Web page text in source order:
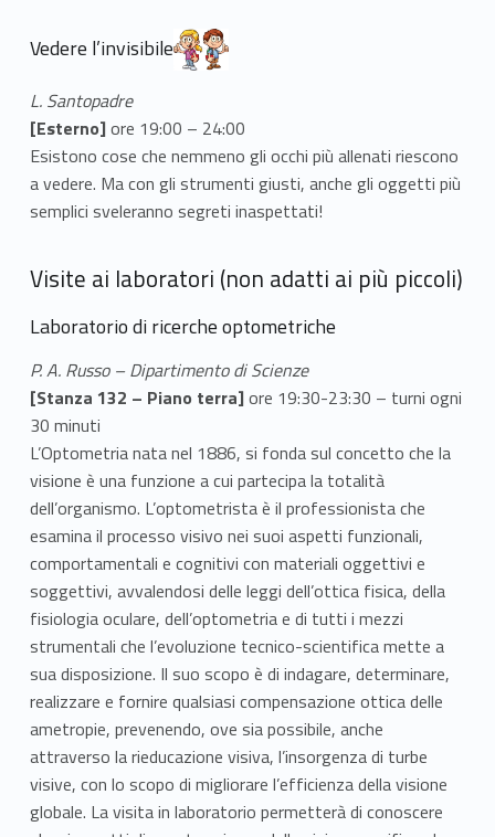
Vedere l’invisibile
L. Santopadre
[Esterno]ore 19:00 – 24:00
Esistono cose che nemmeno gli occhi più allenati riescono
a vedere. Ma con gli strumenti giusti, anche gli oggetti più
semplici sveleranno segreti inaspettati!
Visite ai laboratori (non adatti ai più piccoli)
Laboratorio di ricerche optometriche
P. A. Russo – Dipartimento di Scienze
[Stanza 132 – Piano terra]ore 19:30-23:30 – turni ogni
30 minuti
L’Optometria nata nel 1886, si fonda sul concetto che la
visione è una funzione a cui partecipa la totalità
dell’organismo. L’optometrista è il professionista che
esamina il processo visivo nei suoi aspetti funzionali,
comportamentali e cognitivi con materiali oggettivi e
soggettivi, avvalendosi delle leggi dell’ottica fisica, della
fisiologia oculare, dell’optometria e di tutti i mezzi
strumentali che l’evoluzione tecnico-scientifica mette a
sua disposizione. Il suo scopo è di indagare, determinare,
realizzare e fornire qualsiasi compensazione ottica delle
ametropie, prevenendo, ove sia possibile, anche
attraverso la rieducazione visiva, l’insorgenza di turbe
visive, con lo scopo di migliorare l’efficienza della visione
globale. La visita in laboratorio permetterà di conoscere